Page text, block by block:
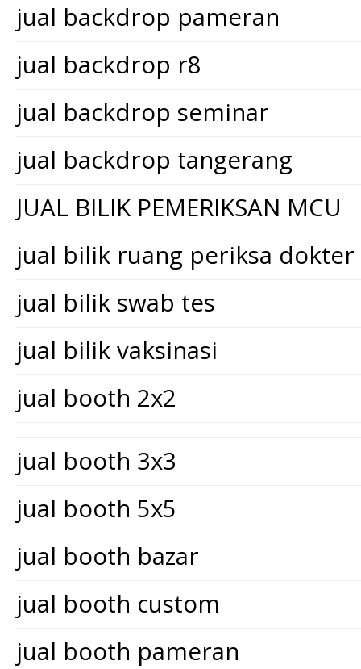
jual backdrop pameran
jual backdrop r8
jual backdrop seminar
jual backdrop tangerang
JUAL BILIK PEMERIKSAN MCU
jual bilik ruang periksa dokter
jual bilik swab tes
jual bilik vaksinasi
jual booth 2x2
jual booth 3x3
jual booth 5x5
jual booth bazar
jual booth custom
jual booth pameran